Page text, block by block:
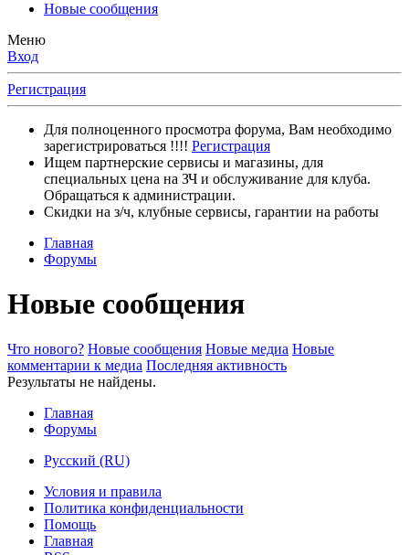
Новые сообщения
Меню
Вход
Регистрация
Для полноценного просмотра форума, Вам необходимо
зарегистрироваться !!!! Регистрация
Ищем партнерские сервисы и магазины, для
специальных цена на ЗЧ и обслуживание для клуба.
Обращаться к администрации.
Скидки на з/ч, клубные сервисы, гарантии на работы
Главная
Форумы
Новые сообщения
Что нового? Новые сообщения Новые медиа Новые
комментарии к медиа Последняя активность
Результаты не найдены.
Главная
Форумы
Русский (RU)
Условия и правила
Политика конфиденциальности
Помощь
Главная